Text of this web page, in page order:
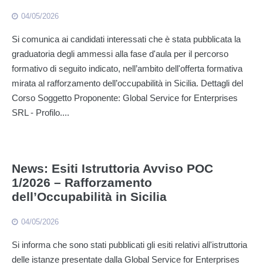
04/05/2026
Si comunica ai candidati interessati che è stata pubblicata la
graduatoria degli ammessi alla fase d'aula per il percorso
formativo di seguito indicato, nell’ambito dell'offerta formativa
mirata al rafforzamento dell’occupabilità in Sicilia. Dettagli del
Corso Soggetto Proponente: Global Service for Enterprises
SRL - Profilo....
News: Esiti Istruttoria Avviso POC
1/2026 – Rafforzamento
dell’Occupabilità in Sicilia
04/05/2026
Si informa che sono stati pubblicati gli esiti relativi all'istruttoria
delle istanze presentate dalla Global Service for Enterprises